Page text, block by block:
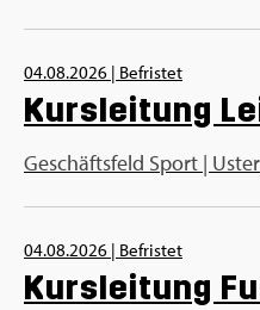
04.08.2026 | Befristet
Kursleitung
Geschäftsfeld Sport | Uster
04.08.2026 | Befristet
Kursleitung